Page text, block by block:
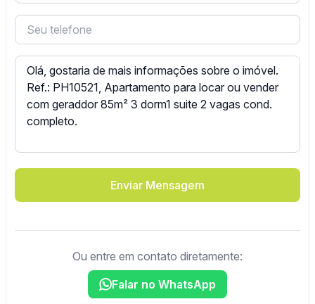
Enviar Mensagem
Ou entre em contato diretamente:
Falar no WhatsApp